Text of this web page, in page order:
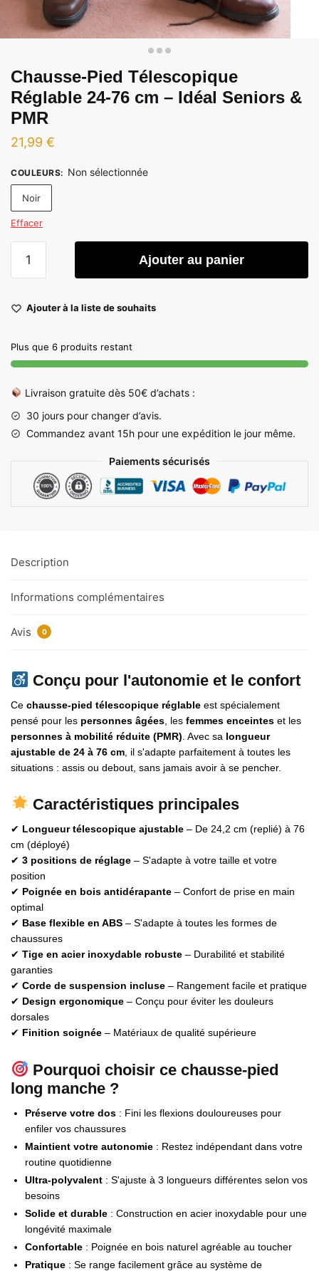
Chausse-Pied Télescopique
Réglable 24-76 cm – Idéal Seniors &
PMR
21,99 €
COULEURS: Non sélectionnée
Noir
Effacer
Télescopique
24-
76
cm
Idéal
Seniors
Ajouter au panier
Ajouter à la liste de souhaits
Plus que 6 produits restant
Livraison gratuite dès 50€ d’achats :
30 jours pour changer d’avis.
Commandez avant 15h pour une expédition le jour même.
Paiements sécurisés
Description
Informations complémentaires
Avis 0
Conçu pour l'autonomie et le confort
Ce chausse-pied télescopique réglable est spécialement
pensé pour les personnes âgées , les femmes enceintes et les
personnes à mobilité réduite (PMR) . Avec sa longueur
ajustable de 24 à 76 cm , il s'adapte parfaitement à toutes les
situations : assis ou debout, sans jamais avoir à se pencher.
Caractéristiques principales
✔ Longueur télescopique ajustable – De 24,2 cm (replié) à 76
cm (déployé)
✔ 3 positions de réglage – S'adapte à votre taille et votre
position
✔ Poignée en bois antidérapante – Confort de prise en main
optimal
✔ Base flexible en ABS – S'adapte à toutes les formes de
chaussures
✔ Tige en acier inoxydable robuste – Durabilité et stabilité
garanties
✔ Corde de suspension incluse – Rangement facile et pratique
✔ Design ergonomique – Conçu pour éviter les douleurs
dorsales
✔ Finition soignée – Matériaux de qualité supérieure
Pourquoi choisir ce chausse-pied
long manche ?
Préserve votre dos : Fini les flexions douloureuses pour
enfiler vos chaussures
Maintient votre autonomie : Restez indépendant dans votre
routine quotidienne
Ultra-polyvalent : S'ajuste à 3 longueurs différentes selon vos
besoins
Solide et durable : Construction en acier inoxydable pour une
longévité maximale
Confortable : Poignée en bois naturel agréable au toucher
Pratique : Se range facilement grâce au système de